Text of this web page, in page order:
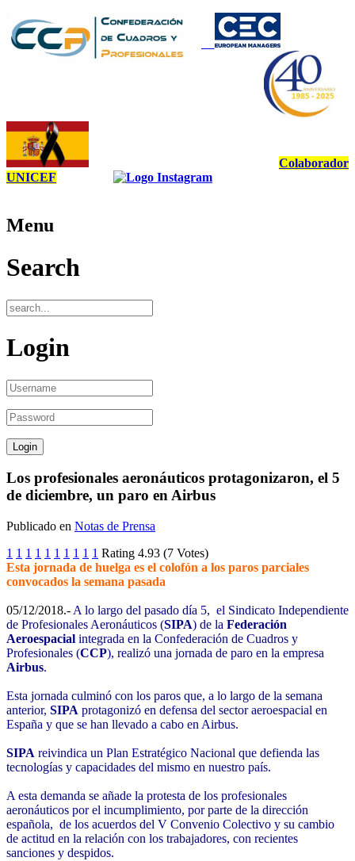
Colaborador
UNICEF
Menu
Search
Login
Los profesionales aeronáuticos protagonizaron, el 5
de diciembre, un paro en Airbus
Publicado en Notas de Prensa
1 1 1 1 1 1 1 1 1 1 Rating 4.93 (7 Votes)
Esta jornada de huelga es el colofón a los paros parciales
convocados la semana pasada
05/12/2018.- A lo largo del pasado día 5, el Sindicato Independiente
de Profesionales Aeronáuticos (SIPA) de la Federación
Aeroespacial integrada en la Confederación de Cuadros y
Profesionales (CCP), realizó una jornada de paro en la empresa
Airbus.
Esta jornada culminó con los paros que, a lo largo de la semana
anterior, SIPA protagonizó en defensa del sector aeroespacial en
España y que se han llevado a cabo en Airbus.
SIPA reivindica un Plan Estratégico Nacional que defienda las
tecnologías y capacidades del mismo en nuestro país.
A esta demanda se añade la protesta de los profesionales
aeronáuticos por el incumplimiento, por parte de la dirección
española, de los acuerdos del V Convenio Colectivo y su cambio
de actitud en la relación con los trabajadores, con recientes
sanciones y despidos.